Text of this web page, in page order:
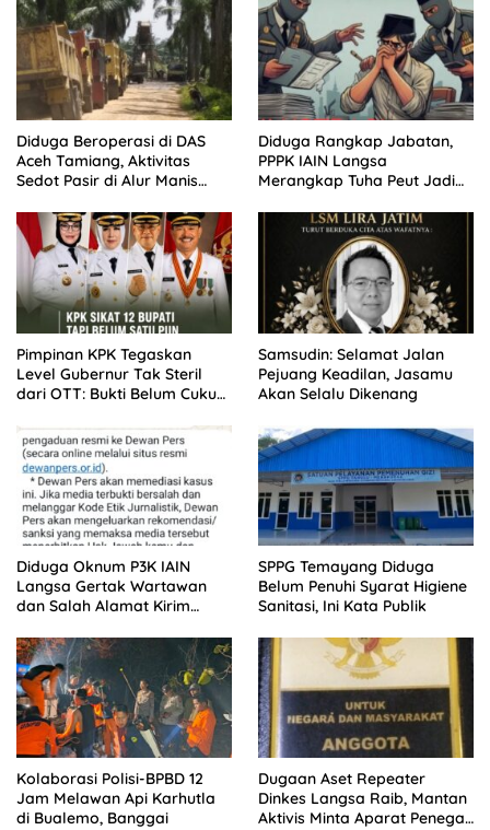
Diduga Beroperasi di DAS
Aceh Tamiang, Aktivitas
Sedot Pasir di Alur Manis
Diduga Rangkap Jabatan,
PPPK IAIN Langsa
Merangkap Tuha Peut Jadi
Pimpinan KPK Tegaskan
Level Gubernur Tak Steril
dari OTT: Bukti Belum Cukup,
Samsudin: Selamat Jalan
Pejuang Keadilan, Jasamu
Akan Selalu Dikenang
Diduga Oknum P3K IAIN
Langsa Gertak Wartawan
dan Salah Alamat Kirim
SPPG Temayang Diduga
Belum Penuhi Syarat Higiene
Sanitasi, Ini Kata Publik
Kolaborasi Polisi-BPBD 12
Jam Melawan Api Karhutla
di Bualemo, Banggai
Dugaan Aset Repeater
Dinkes Langsa Raib, Mantan
Aktivis Minta Aparat Penegak